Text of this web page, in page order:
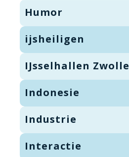
Humor
ijsheiligen
IJsselhallen Zwolle
Indonesie
Industrie
Interactie